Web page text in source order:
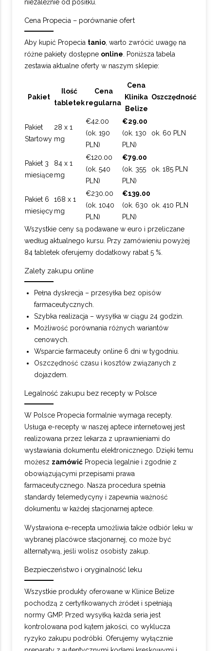
niezależnie od posiłku.
Cena Propecia – porównanie ofert
Aby kupić Propecia tanio, warto zwrócić uwagę na
różne pakiety dostępne online. Poniższa tabela
zestawia aktualne oferty w naszym sklepie:
Pakiet
Ilość
tabletek
Cena
regularna
Cena
Klinika
Belize
Oszczędność
Pakiet
Startowy
28 x 1
mg
€42.00
(ok. 190
PLN)
€29.00
(ok. 130
PLN)
ok. 60 PLN
Pakiet 3
miesiące
84 x 1
mg
€120.00
(ok. 540
PLN)
€79.00
(ok. 355
PLN)
ok. 185 PLN
Pakiet 6
miesięcy
168 x 1
mg
€230.00
(ok. 1040
PLN)
€139.00
(ok. 630
PLN)
ok. 410 PLN
Wszystkie ceny są podawane w euro i przeliczane
według aktualnego kursu. Przy zamówieniu powyżej
84 tabletek oferujemy dodatkowy rabat 5 %.
Zalety zakupu online
Pełna dyskrecja – przesyłka bez opisów
farmaceutycznych.
Szybka realizacja – wysyłka w ciągu 24 godzin.
Możliwość porównania różnych wariantów
cenowych.
Wsparcie farmaceuty online 6 dni w tygodniu.
Oszczędność czasu i kosztów związanych z
dojazdem.
Legalność zakupu bez recepty w Polsce
W Polsce Propecia formalnie wymaga recepty.
Usługa e-recepty w naszej aptece internetowej jest
realizowana przez lekarza z uprawnieniami do
wystawiania dokumentu elektronicznego. Dzięki temu
możesz zamówić Propecia legalnie i zgodnie z
obowiązującymi przepisami prawa
farmaceutycznego. Nasza procedura spełnia
standardy telemedycyny i zapewnia ważność
dokumentu w każdej stacjonarnej aptece.
Wystawiona e-recepta umożliwia także odbiór leku w
wybranej placówce stacjonarnej, co może być
alternatywą, jeśli wolisz osobisty zakup.
Bezpieczeństwo i oryginalność leku
Wszystkie produkty oferowane w Klinice Belize
pochodzą z certyfikowanych źródeł i spełniają
normy GMP. Przed wysyłką każda seria jest
kontrolowana pod kątem jakości, co wyklucza
ryzyko zakupu podróbki. Oferujemy wyłącznie